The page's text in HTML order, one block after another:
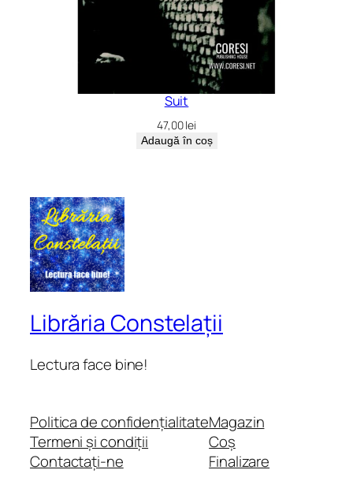
Suit
47,00lei
Adaugă în coș
Librăria Constelații
Lectura face bine!
Politica de confidențialitate
Termeni și condiții
Contactați-ne
Magazin
Coș
Finalizare